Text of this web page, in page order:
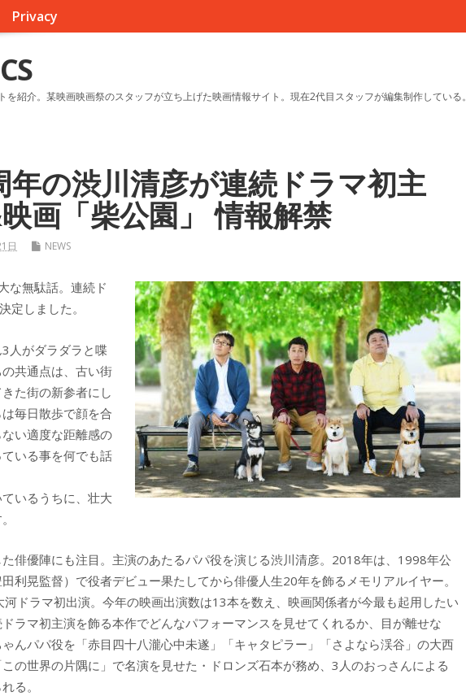
Privacy
紹介。某映画映画祭のスタッフが立ち上げた映画情報サイト。現在2代目スタッフが編集制作している。
年の渋川清彦が連続ドラマ初主
画「柴公園」 情報解禁
日 NEWS
な無駄話。連続ド
定しました。
人がダラダラと喋
共通点は、古い街
た街の新参者にし
毎日散歩で顔を合
い適度な距離感の
いる事を何でも話
いるうちに、壮大
俳優陣にも注目。主演のあたるパパ役を演じる渋川清彦。2018年は、1998年公
利晃監督）で役者デビュー果たしてから俳優人生20年を飾るメモリアルイヤー。
ドラマ初出演。今年の映画出演数は13本を数え、映画関係者が今最も起用したい
ラマ初主演を飾る本作でどんなパフォーマンスを見せてくれるか、目が離せな
んパパ役を「赤目四十八瀧心中未遂」「キャタピラー」「さよなら渓谷」の大西
の世界の片隅に」で名演を見せた・ドロンズ石本が務め、3人のおっさんによる
る。